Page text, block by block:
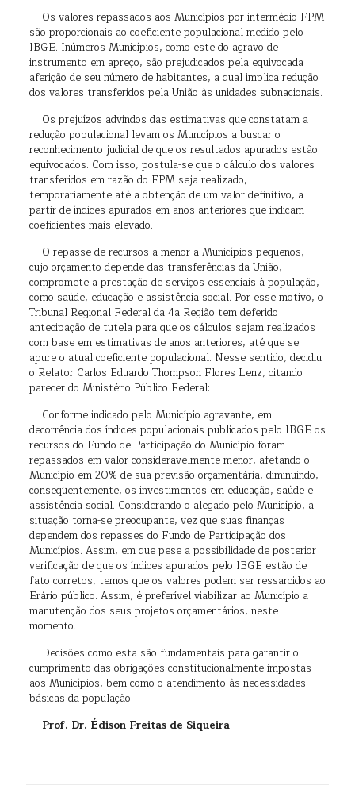
Os valores repassados aos Municípios por intermédio FPM
são proporcionais ao coeficiente populacional medido pelo
IBGE. Inúmeros Municípios, como este do agravo de
instrumento em apreço, são prejudicados pela equivocada
aferição de seu número de habitantes, a qual implica redução
dos valores transferidos pela União às unidades subnacionais.
Os prejuízos advindos das estimativas que constatam a
redução populacional levam os Municípios a buscar o
reconhecimento judicial de que os resultados apurados estão
equivocados. Com isso, postula-se que o cálculo dos valores
transferidos em razão do FPM seja realizado,
temporariamente até a obtenção de um valor definitivo, a
partir de índices apurados em anos anteriores que indicam
coeficientes mais elevado.
O repasse de recursos a menor a Municípios pequenos,
cujo orçamento depende das transferências da União,
compromete a prestação de serviços essenciais à população,
como saúde, educação e assistência social. Por esse motivo, o
Tribunal Regional Federal da 4a Região tem deferido
antecipação de tutela para que os cálculos sejam realizados
com base em estimativas de anos anteriores, até que se
apure o atual coeficiente populacional. Nesse sentido, decidiu
o Relator Carlos Eduardo Thompson Flores Lenz, citando
parecer do Ministério Público Federal:
Conforme indicado pelo Município agravante, em
decorrência dos índices populacionais publicados pelo IBGE os
recursos do Fundo de Participação do Município foram
repassados em valor consideravelmente menor, afetando o
Município em 20% de sua previsão orçamentária, diminuindo,
conseqüentemente, os investimentos em educação, saúde e
assistência social. Considerando o alegado pelo Município, a
situação torna-se preocupante, vez que suas finanças
dependem dos repasses do Fundo de Participação dos
Municípios. Assim, em que pese a possibilidade de posterior
verificação de que os índices apurados pelo IBGE estão de
fato corretos, temos que os valores podem ser ressarcidos ao
Erário público. Assim, é preferível viabilizar ao Município a
manutenção dos seus projetos orçamentários, neste
momento.
Decisões como esta são fundamentais para garantir o
cumprimento das obrigações constitucionalmente impostas
aos Municípios, bem como o atendimento às necessidades
básicas da população.
Prof. Dr. Édison Freitas de Siqueira